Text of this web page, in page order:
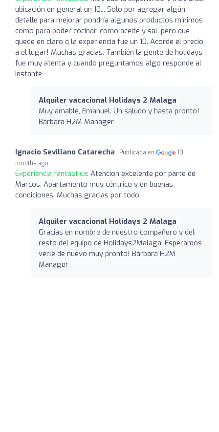
ubicación en general un 10... Solo por agregar algún
detalle para mejorar pondría algunos productos mínimos
como para poder cocinar, como aceite y sal. pero que
quede en claro q la experiencia fue un 10. Acorde el precio
a el lugar! Muchas gracias. También la gente de holidays
fue muy atenta y cuando preguntamos algo responde al
instante
Alquiler vacacional Holidays 2 Malaga
Muy amable, Emanuel. Un saludo y hasta pronto!
Bárbara H2M Manager
Ignacio Sevillano Catarecha Publicada en
10
months ago
Experiencia fantástica: Atencion excelente por parte de
Marcos. Apartamento muy céntrico y en buenas
condiciones. Muchas gracias por todo
Alquiler vacacional Holidays 2 Malaga
Gracias en nombre de nuestro compañero y del
resto del equipo de Holidays2Malaga. Esperamos
verle de nuevo muy pronto! Bárbara H2M
Manager